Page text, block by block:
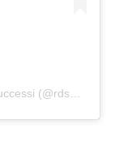
Un post condiviso da RDS 100% Grandi Successi (@rds_official)